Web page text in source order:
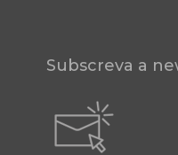
Subscreva a